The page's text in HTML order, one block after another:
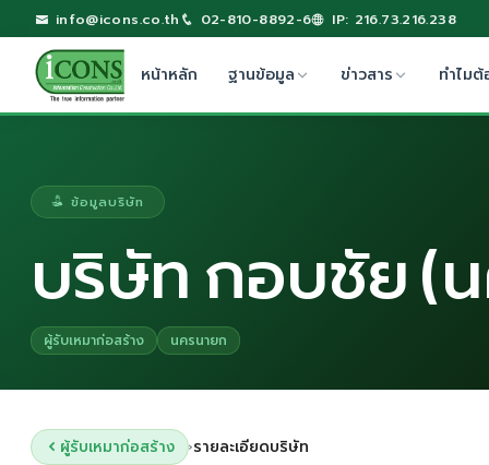
info@icons.co.th 02-810-8892-6 IP: 216.73.216.238
หน้าหลัก ฐานข้อมูล ข่าวสาร ทำไมต้
ข้อมูลบริษัท
บริษัท กอบชัย (
ผู้รับเหมาก่อสร้าง นครนายก
ผู้รับเหมาก่อสร้าง ›รายละเอียดบริษัท